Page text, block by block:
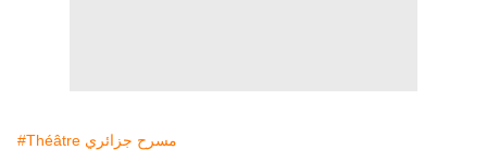
#Théâtre مسرح جزائري